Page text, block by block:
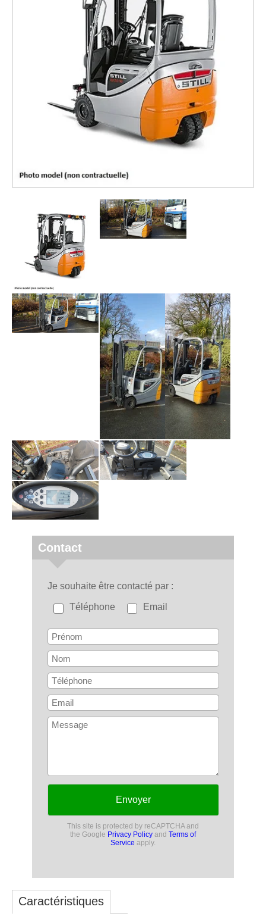
Caractéristiques
Contact
Je souhaite être contacté par
Téléphone Email
Envoyer
This site is protected by reCAPTCHA and
the Google Privacy Policy and Terms of
Service apply.